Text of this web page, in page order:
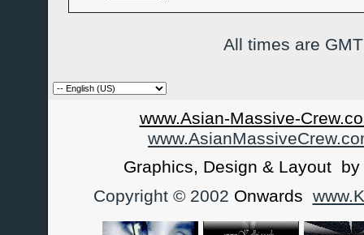
All times are
www.Asian-Massive-
Graphics, Design & Layout by
Copyright © 2002 Onwards